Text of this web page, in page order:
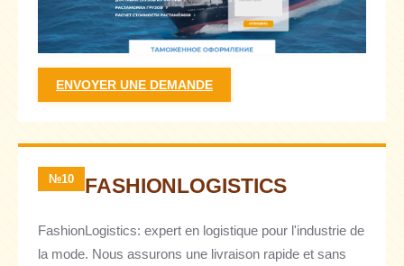
ENVOYER UNE DEMANDE
№10 FASHIONLOGISTICS
FashionLogistics: expert en logistique pour l'industrie de
la mode. Nous assurons une livraison rapide et sans